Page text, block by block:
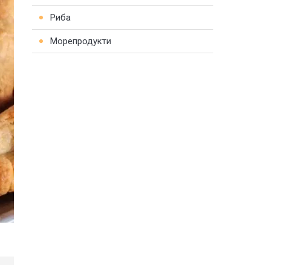
Риба
Морепродукти